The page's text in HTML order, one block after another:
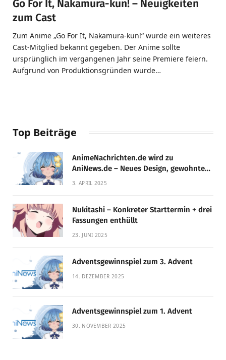
Go For It, Nakamura-kun! – Neuigkeiten
zum Cast
Zum Anime „Go For It, Nakamura-kun!“ wurde ein weiteres
Cast-Mitglied bekannt gegeben. Der Anime sollte
ursprünglich im vergangenen Jahr seine Premiere feiern.
Aufgrund von Produktionsgründen wurde…
Top Beiträge
AnimeNachrichten.de wird zu
AniNews.de – Neues Design, gewohnte
Qualität!
3. APRIL 2025
Nukitashi – Konkreter Starttermin + drei
Fassungen enthüllt
23. JUNI 2025
Adventsgewinnspiel zum 3. Advent
14. DEZEMBER 2025
Adventsgewinnspiel zum 1. Advent
30. NOVEMBER 2025